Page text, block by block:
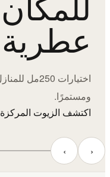
عطرية
اختيارات
ومستمرًا.
اكتشف الزيوت المركزة
‹ ›